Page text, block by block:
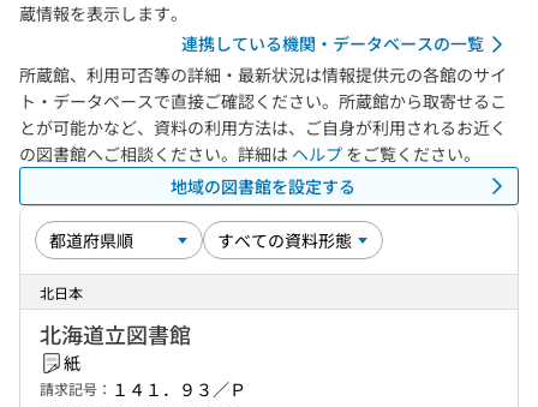
蔵情報を表示します。
連携している機関・データベースの一覧
所蔵館、利用可否等の詳細・最新状況は情報提供元の各館のサイ
ト・データベースで直接ご確認ください。所蔵館から取寄せるこ
とが可能かなど、資料の利用方法は、ご自身が利用されるお近く
の図書館へご相談ください。詳細は ヘルプ をご覧ください。
地域の図書館を設定する
北日本
北海道立図書館
紙
請求記号： １４１．９３／Ｐ